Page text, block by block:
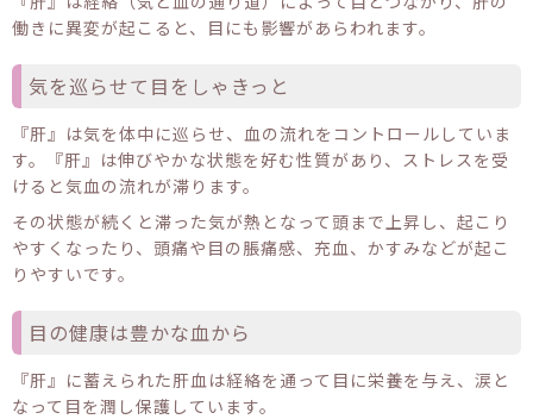
働きに異変が起こると、目にも影響があらわれます。
気を巡らせて目をしゃきっと
『肝』は気を体中に巡らせ、血の流れをコントロールしていま
す。『肝』は伸びやかな状態を好む性質があり、ストレスを受
けると気血の流れが滞ります。
その状態が続くと滞った気が熱となって頭まで上昇し、起こり
やすくなったり、頭痛や目の脹痛感、充血、かすみなどが起こ
りやすいです。
目の健康は豊かな血から
『肝』に蓄えられた肝血は経絡を通って目に栄養を与え、涙と
なって目を潤し保護しています。